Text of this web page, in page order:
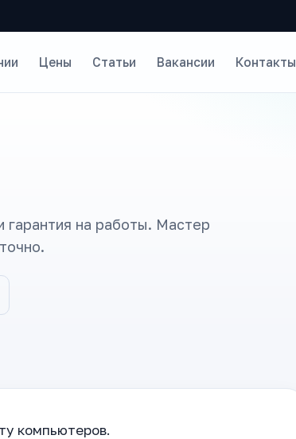
Цены Статьи Вакансии Контакты
гарантия на работы. Мастер
компьютеров.